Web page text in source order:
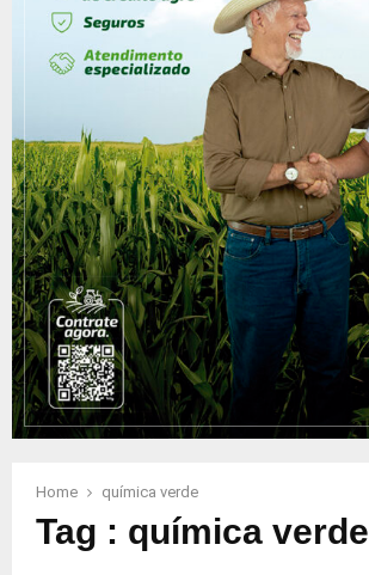
Home química verde
Tag : química verde